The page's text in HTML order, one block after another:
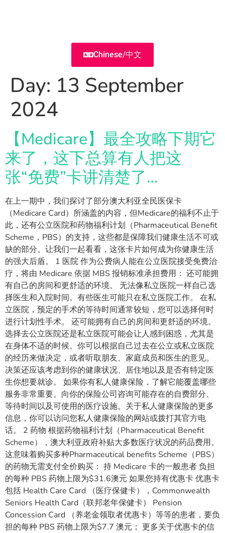
Chinese/中文
Day: 13 September
2024
【Medicare】最全攻略下期它
来了，这下总算有人把这
张“免费”卡讲清楚了…
在上一期中，我们探讨了部分澳大利亚全民医保卡
（Medicare Card）所涵盖的内容，但Medicare的福利不止于
此，还有公立医院和药物福利计划（Pharmaceutical Benefit
Scheme，PBS）的支持，这些都是保障我们健康生活不可或
缺的部分。让我们一起看看，这张卡片如何成为你健康生活
的强大后盾。 1 医院 作为公费病人能在公立医院接受免费治
疗，将由 Medicare 依据 MBS 报销标准承担费用： 还可能拥
有自己的房间和更舒适的环境。 无法像私立医院一样自己选
择医生和入院时间。有些医生可能只在私立医院工作。 在私
立医院，预定的手术的等待时间通常较短，您可以选择何时
进行计划性手术。 还可能拥有自己的房间和更舒适的环境。
选择去公立医院还是私立医院可能会让人感到困惑，尤其是
在身体不适的时候。你可以根据自己过去在公立或私立医院
的经历来做决定，或者听取朋友、家庭成员和医生的意见。
决策还应该考虑到你的健康状况、居住地以及是否有特定医
生你想要就诊。 如果你有私人健康保险，了解它能覆盖哪些
服务非常重要。向你的保险公司咨询可能存在的自费部分、
等待时间以及可使用的医疗设施。关于私人健康保险的更多
信息，你可以访问您私人健康保险的网站或拨打其官方电
话。 2 药物 根据药物福利计划（Pharmaceutical Benefit
Scheme），澳大利亚政府补贴大多数医疗状况的药品费用。
这意味着购买多种Pharmaceutical benefits Scheme（PBS）
的药物无需支付全价购买： 持 Medicare 卡的一般患者 负担
的每种 PBS 药物上限为$31.6澳元 如果您持有优惠卡 优惠卡
包括 Health Care Card （医疗保健卡），Commonwealth
Seniors Health Card（联邦老年保健卡） Pension
Concession Card （养老金领取者优惠卡）等等的患者，要负
担的每种 PBS 药物上限为$7.7 澳元； 更多关于优惠卡的信